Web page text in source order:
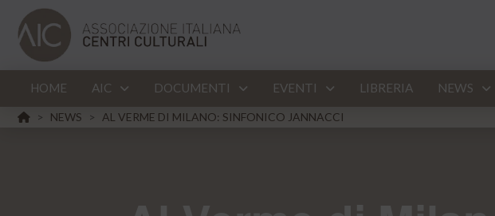
HOME AIC DOCUMENTI EVENTI LIBRERIA NEWS
HOME
> NEWS > AL VERME DI MILANO: SINFONICO JANNACCI